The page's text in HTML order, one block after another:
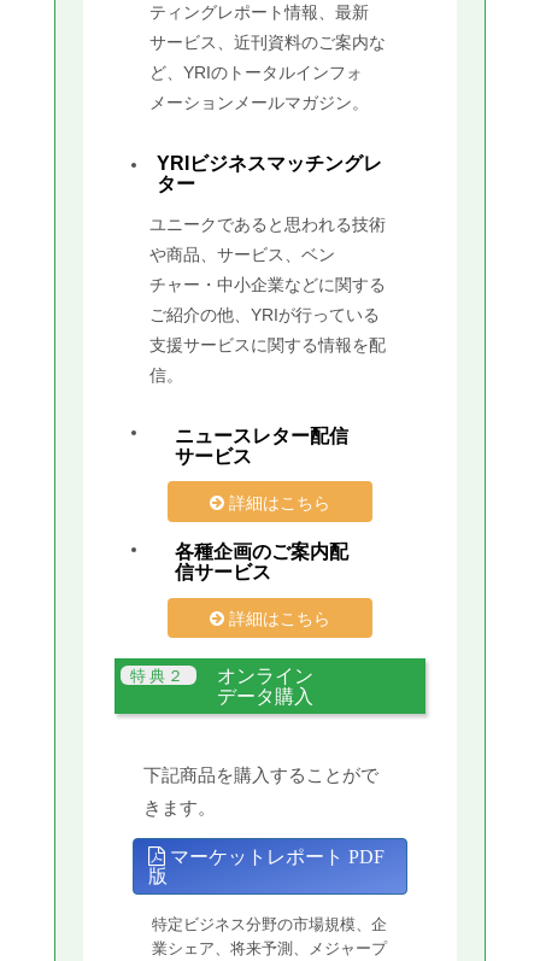
ティングレポート情報、最新
サービス、近刊資料のご案内な
ど、YRIのトータルインフォ
メーションメールマガジン。
YRIビジネスマッチングレ
ター
ユニークであると思われる技術
や商品、サービス、ベン
チャー・中小企業などに関する
ご紹介の他、YRIが行っている
支援サービスに関する情報を配
信。
ニュースレター配信
サービス
詳細はこちら
各種企画のご案内配
信サービス
詳細はこちら
オンライン
データ購入
下記商品を購入することがで
きます。
マーケットレポート PDF
版
特定ビジネス分野の市場規模、企
業シェア、将来予測、メジャープ